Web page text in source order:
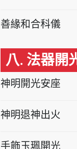
善緣和合科儀
八. 法器開
神明開光安座
神明退神出火
手飾玉珮開光